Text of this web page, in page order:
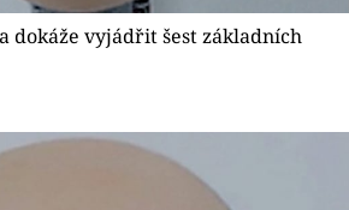
dokáže vyjádřit šest základních